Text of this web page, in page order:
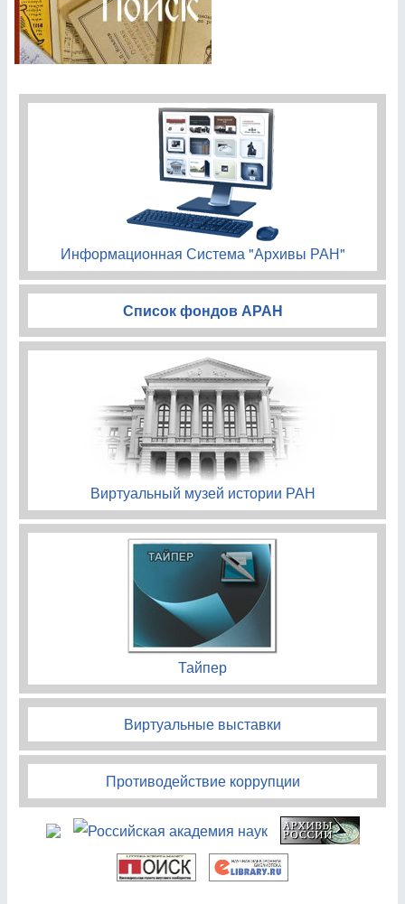
Информационная Система "Архивы РАН"
Список фондов АРАН
Виртуальный музей истории РАН
Тайпер
Виртуальные выставки
Противодействие коррупции